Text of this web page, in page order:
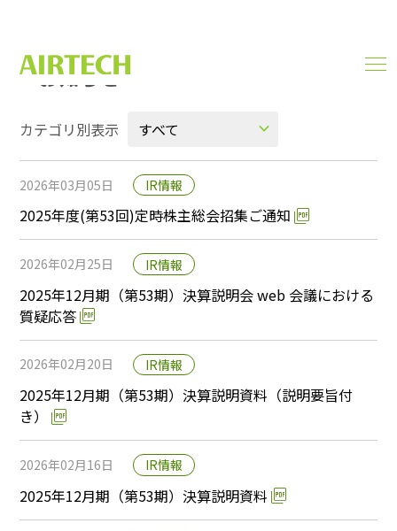
お知らせ NEWS
カテゴリ別表示
すべて
ニュース
IR情報
2026年03月05日 IR情報
2025年度(第53回)定時株主総会招集ご通知
2026年02月25日 IR情報
2025年12月期（第53期）決算説明会 web 会議における
質疑応答
2026年02月20日 IR情報
2025年12月期（第53期）決算説明資料（説明要旨付
き）
2026年02月16日 IR情報
2025年12月期（第53期）決算説明資料